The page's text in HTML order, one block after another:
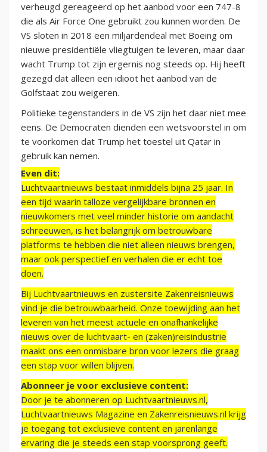
verheugd gereageerd op het aanbod voor een 747-8
die als Air Force One gebruikt zou kunnen worden. De
VS sloten in 2018 een miljardendeal met Boeing om
nieuwe presidentiële vliegtuigen te leveren, maar daar
wacht Trump tot zijn ergernis nog steeds op. Hij heeft
gezegd dat alleen een idioot het aanbod van de
Golfstaat zou weigeren.
Politieke tegenstanders in de VS zijn het daar niet mee
eens. De Democraten dienden een wetsvoorstel in om
te voorkomen dat Trump het toestel uit Qatar in
gebruik kan nemen.
Even dit:
Luchtvaartnieuws bestaat inmiddels bijna 25 jaar. In
een tijd waarin talloze vergelijkbare bronnen en
nieuwkomers met veel minder historie om aandacht
schreeuwen, is het belangrijk om betrouwbare
platforms te hebben die niet alleen nieuws brengen,
maar ook perspectief en verhalen die er echt toe
doen.
Bij Luchtvaartnieuws en zustersite Zakenreisnieuws
vind je die betrouwbaarheid. Onze toewijding aan het
leveren van het meest actuele en onafhankelijke
nieuws over de luchtvaart- en (zaken)reisindustrie
maakt ons een onmisbare bron voor lezers die graag
een stap voor willen blijven.
Abonneer je voor exclusieve content:
Door je te abonneren op Luchtvaartnieuws.nl,
Luchtvaartnieuws Magazine en Zakenreisnieuws.nl krijg
je toegang tot exclusieve content en jarenlange
ervaring die je steeds een stap voorsprong geeft.